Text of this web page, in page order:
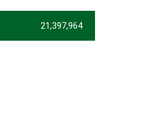
21,397,964